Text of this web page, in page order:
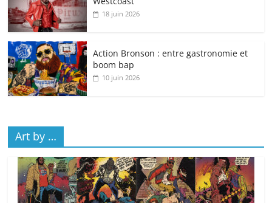
18 juin 2026
Action Bronson : entre gastronomie et
boom bap
10 juin 2026
Art by …